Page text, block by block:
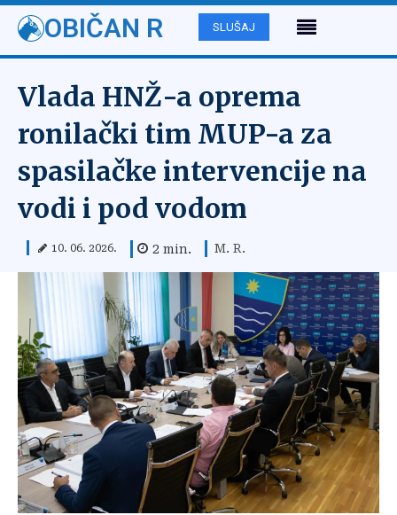
OBIČAN R SLUŠAJ
Vlada HNŽ-a oprema
ronilački tim MUP-a za
spasilačke intervencije na
vodi i pod vodom
10. 06. 2026. 2 min. M. R.